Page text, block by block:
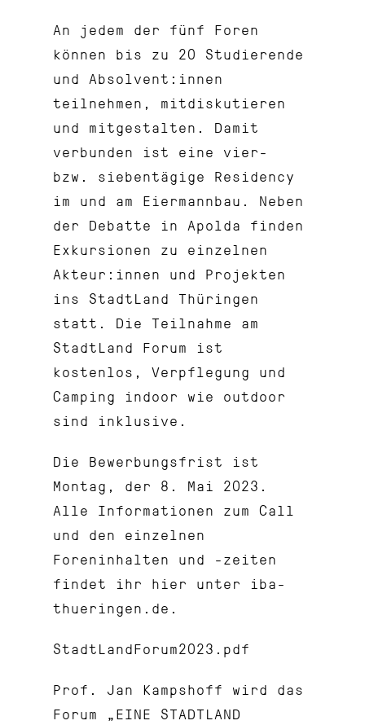
An jedem der fünf Foren
können bis zu 20 Studierende
und Absolvent:innen
teilnehmen, mitdiskutieren
und mitgestalten. Damit
verbunden ist eine vier-
bzw. siebentägige Residency
im und am Eiermannbau. Neben
der Debatte in Apolda finden
Exkursionen zu einzelnen
Akteur:innen und Projekten
ins StadtLand Thüringen
statt. Die Teilnahme am
StadtLand Forum ist
kostenlos, Verpflegung und
Camping indoor wie outdoor
sind inklusive.
Die Bewerbungsfrist ist
Montag, der 8. Mai 2023.
Alle Informationen zum Call
und den einzelnen
Foreninhalten und -zeiten
findet ihr hier unter iba-
thueringen.de .
StadtLandForum2023.pdf
Prof. Jan Kampshoff wird das
Forum „EINE STADTLAND